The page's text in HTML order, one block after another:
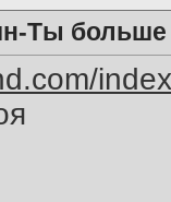
Ты